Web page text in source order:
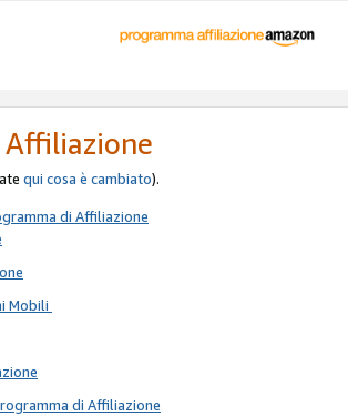
qui cosa è cambiato).
di Affiliazione
Mobili
di Affiliazione